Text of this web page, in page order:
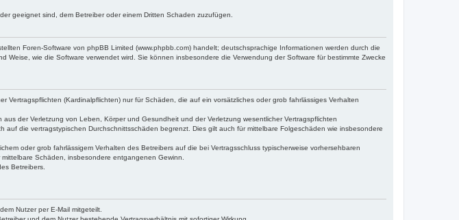
geeignet sind, dem Betreiber oder einem Dritten Schaden zuzufügen.
Foren-Software von phpBB Limited (www.phpbb.com) handelt; deutschsprachige Informationen werden durch die
wie die Software verwendet wird. Sie können insbesondere die Verwendung der Software für bestimmte Zwecke
(Kardinalpflichten) nur für Schäden, die auf ein vorsätzliches oder grob fahrlässiges Verhalten
der Verletzung von Leben, Körper und Gesundheit und der Verletzung wesentlicher Vertragspflichten
die vertragstypischen Durchschnittsschäden begrenzt. Dies gilt auch für mittelbare Folgeschäden wie insbesondere
oder grob fahrlässigem Verhalten des Betreibers auf die bei Vertragsschluss typischerweise vorhersehbaren
Schäden, insbesondere entgangenen Gewinn.
Betreibers.
Nutzer per E-Mail mitgeteilt.